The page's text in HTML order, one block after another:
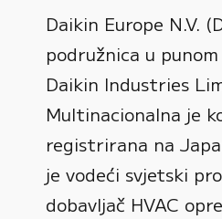
Daikin Europe N.V.
podružnica u
Daikin Industries
Multinacionalna je
registrirana na
je vodeći svjetski
dobavljač HVAC
0